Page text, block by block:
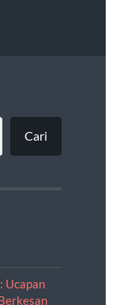
Cari
Ucapan